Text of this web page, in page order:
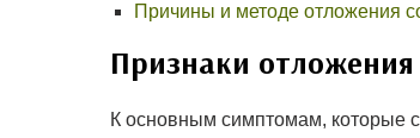
Причины и методе отложения
Признаки
К основным симптомам, которые